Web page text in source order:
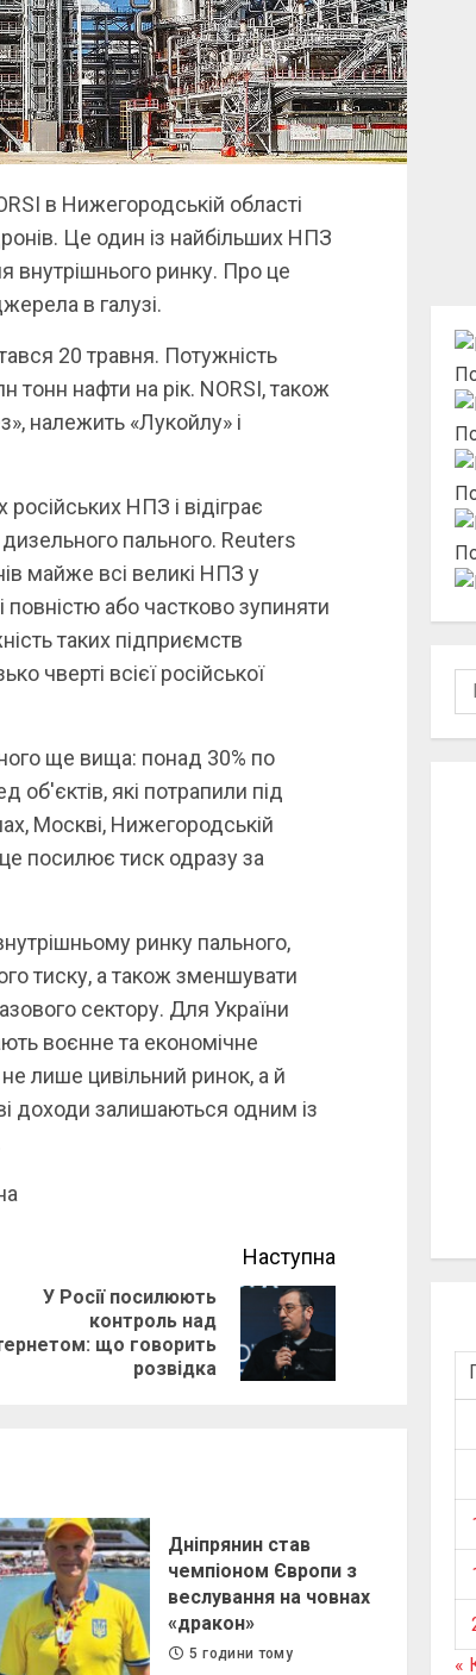
в Нижегородській області
Це один із найбільших НПЗ
внутрішнього ринку. Про це
в галузі.
20 травня. Потужність
тонн нафти на рік. NORSI, також
належить «Лукойлу» і
НПЗ і відіграє
пального. Reuters
майже всі великі НПЗ у
повністю або частково зупиняти
таких підприємств
чверті всієї російської
ще вища: понад 30% по
об'єктів, які потрапили під
Москві, Нижегородській
це посилює тиск одразу за
ринку пального,
тиску, а також зменшувати
сектору. Для України
воєнне та економічне
лише цивільний ринок, а й
доходи залишаються одним із
Наступна
У Росії посилюють
контроль над
що говорить
розвідка
Дніпрянин став
чемпіоном Європи з
веслування на човнах
«дракон»
5 години тому
«